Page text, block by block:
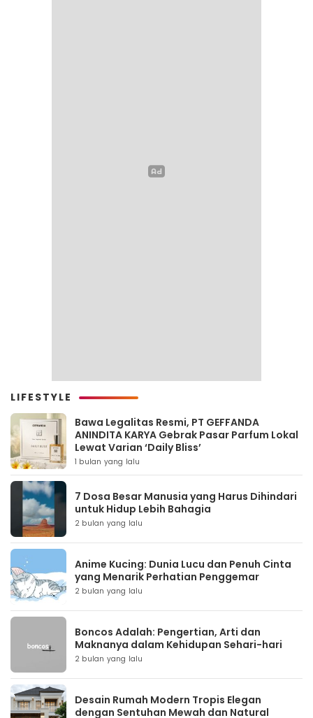
LIFESTYLE
Bawa Legalitas Resmi, PT GEFFANDA
ANINDITA KARYA Gebrak Pasar Parfum Lokal
Lewat Varian ‘Daily Bliss’
1 bulan yang lalu
7 Dosa Besar Manusia yang Harus Dihindari
untuk Hidup Lebih Bahagia
2 bulan yang lalu
Anime Kucing: Dunia Lucu dan Penuh Cinta
yang Menarik Perhatian Penggemar
2 bulan yang lalu
Boncos Adalah: Pengertian, Arti dan
Maknanya dalam Kehidupan Sehari-hari
2 bulan yang lalu
Desain Rumah Modern Tropis Elegan
dengan Sentuhan Mewah dan Natural